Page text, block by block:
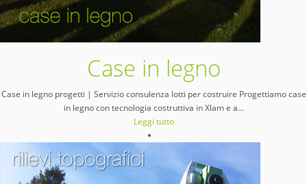
Case in legno
Case in legno progetti | Servizio consulenza lotti per costruire Progettiamo case
in legno con tecnologia costruttiva in Xlam e a…
Leggi tutto